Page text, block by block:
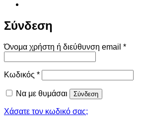
Σύνδεση
Όνομα χρήστη ή διεύθυνση email *
Κωδικός *Απαιτείται
Να με θυμάσαι Σύνδεση
Χάσατε τον κωδικό σας;